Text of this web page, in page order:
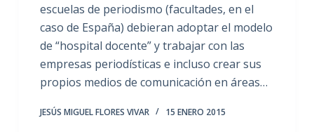
escuelas de periodismo (facultades, en el
caso de España) debieran adoptar el modelo
de “hospital docente” y trabajar con las
empresas periodísticas e incluso crear sus
propios medios de comunicación en áreas…
JESÚS MIGUEL FLORES VIVAR 15 ENERO 2015